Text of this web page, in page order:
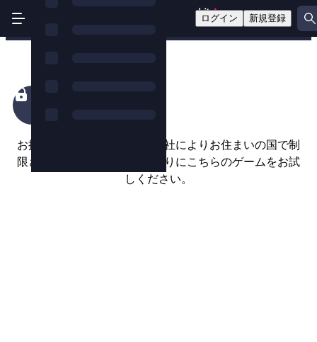
ログイン 新規登録
Cyber Attack
お探しのゲームは、ゲーム会社によりお住まいの国で制
限されているようです。代わりにこちらのゲームをお試
しください。